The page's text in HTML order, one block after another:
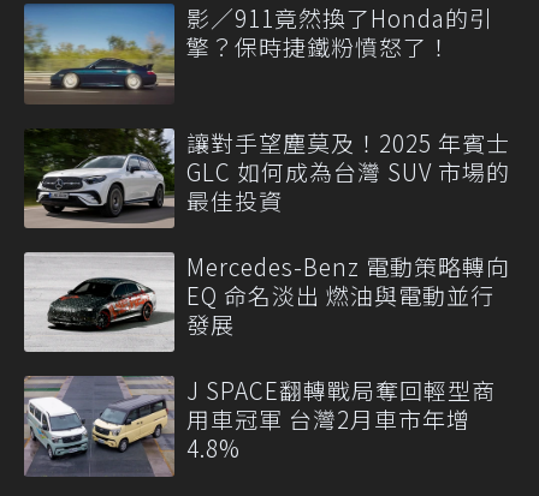
影／911竟然換了Honda的引
擎？保時捷鐵粉憤怒了！
讓對手望塵莫及！2025 年賓士
GLC 如何成為台灣 SUV 市場的
最佳投資
Mercedes-Benz 電動策略轉向
EQ 命名淡出 燃油與電動並行
發展
J SPACE翻轉戰局奪回輕型商
用車冠軍 台灣2月車市年增
4.8%